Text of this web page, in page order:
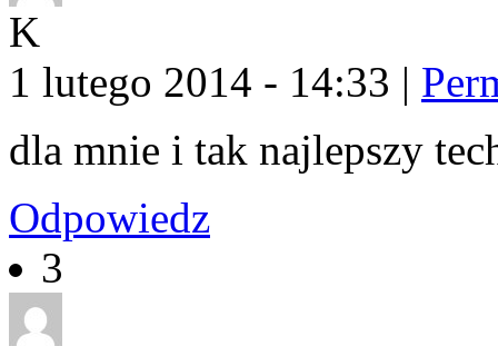
K
1 lutego 2014 - 14:33 |
dla mnie i tak najlepszy
Odpowiedz
3